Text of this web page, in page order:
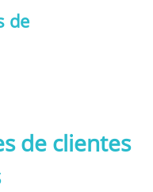
de
de clientes